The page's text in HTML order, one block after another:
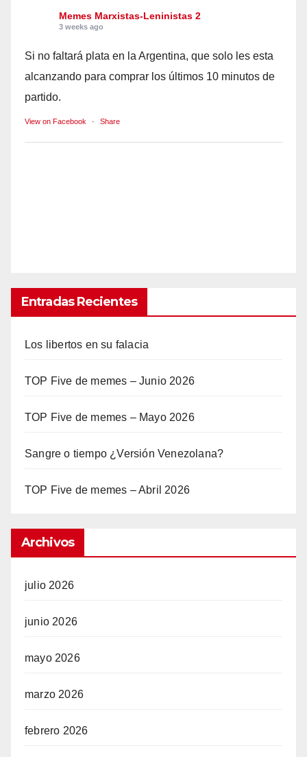
Memes Marxistas-Leninistas 2
3 weeks ago
Si no faltará plata en la Argentina, que solo les esta
alcanzando para comprar los últimos 10 minutos de
partido.
View on Facebook · Share
Entradas Recientes
Los libertos en su falacia
TOP Five de memes – Junio 2026
TOP Five de memes – Mayo 2026
Sangre o tiempo ¿Versión Venezolana?
TOP Five de memes – Abril 2026
Archivos
julio 2026
junio 2026
mayo 2026
marzo 2026
febrero 2026